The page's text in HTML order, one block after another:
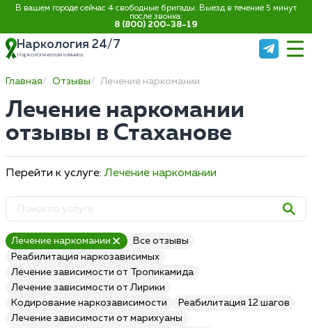
В вашем городе сейчас 4 свободные бригады. Выезд в течение 5 минут
после звонка:
8 (800) 200-38-19
Наркология 24/7
Наркологическая клиника
Главная Отзывы Лечение наркомании
Лечение наркомании
отзывы в Стаханове
Перейти к услуге:Лечение наркомании
Лечение наркомании
Все отзывы
Реабилитация наркозависимых
Лечение зависимости от Тропикамида
Лечение зависимости от Лирики
Кодирование наркозависимости
Реабилитация 12 шагов
Лечение зависимости от марихуаны